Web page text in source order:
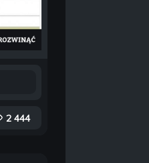
2 444